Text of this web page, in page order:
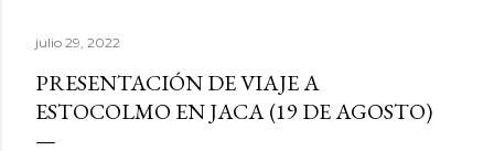
julio 29, 2022
PRESENTACIÓN DE VIAJE A
ESTOCOLMO EN JACA (19 DE AGOSTO)